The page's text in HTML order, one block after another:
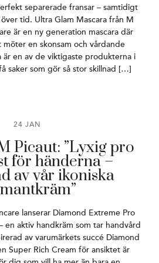
separerade fransar – samtidigt
tid. Ultra Glam Mascara från M
är en ny generation mascara där
möter en skonsam och vårdande
är en av de viktigaste produkterna i
saker som gör så stor skillnad […]
24 JAN
Picaut: ”Lyxig pro
för händerna –
av vår ikoniska
lanserar Diamond Extreme Pro
en aktiv handkräm som tar handvård
av varumärkets succé Diamond
Super Rich Cream för ansiktet är